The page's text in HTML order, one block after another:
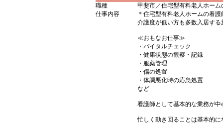
職種
甲斐市／住宅型有料老人ホー
仕事内容
＊住宅型有料老人ホームの看護
介護度が低い方も多数入居す
≪おもなお仕事≫
・バイタルチェック
・健康状態の観察・記録
・服薬管理
・傷の処置
・体調悪化時の応急処置
など
看護師として基本的な業務が
忙しく動き回ることは基本的